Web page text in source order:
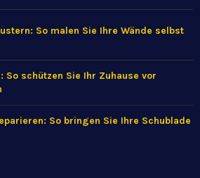
So malen Sie Ihre Wände selbst
So schützen Sie Ihr Zuhause vor
So bringen Sie Ihre Schublade